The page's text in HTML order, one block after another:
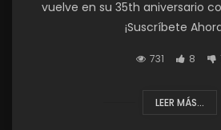
vuelve en su 35th aniversario
¡Suscríbete
731 8
LEER MÁS...